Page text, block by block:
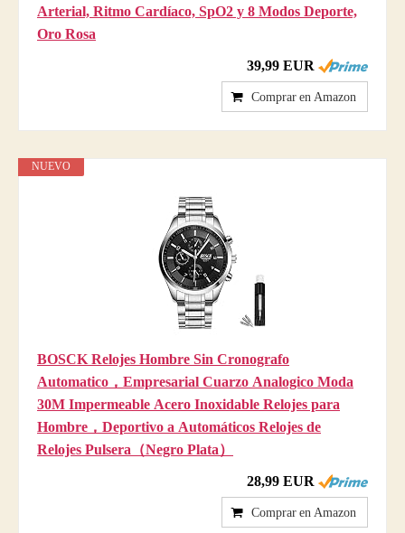
Arterial, Ritmo Cardíaco, SpO2 y 8 Modos Deporte,
Oro Rosa
39,99 EUR
Comprar en Amazon
NUEVO
BOSCK Relojes Hombre Sin Cronografo
Automatico，Empresarial Cuarzo Analogico Moda
30M Impermeable Acero Inoxidable Relojes para
Hombre，Deportivo a Automáticos Relojes de
Relojes Pulsera（Negro Plata）
28,99 EUR
Comprar en Amazon